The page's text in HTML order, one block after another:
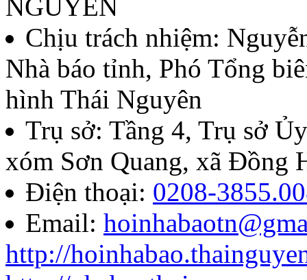
Lượt xem:136 | lượt tải:60
07/QĐ-BTC
Quyết định về việc thành
báo chí Huỳnh Thúc
năm 2026
Lượt xem:286 | lượt tải:105
85/QĐ-HNB
NGUYÊN
Chịu trách nhiệm:
Nhà báo tỉnh, Phó Tổng
hình Thái Nguyên
Trụ sở: Tầng 4, Trụ sở
xóm Sơn Quang, xã Đồng
Điện thoại: 0208-
Email:
http://